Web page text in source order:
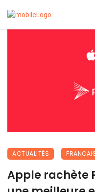
ACTUALITÉS
Apple rachète